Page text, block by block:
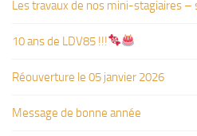
Les travaux de nos mini-stagiaires –
10 ans de LDV85 !!!
Réouverture le 05 janvier 2026
Message de bonne année